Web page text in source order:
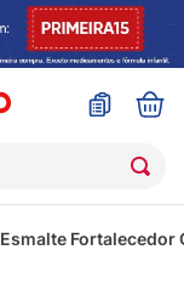
Esmalte Fortalecedor